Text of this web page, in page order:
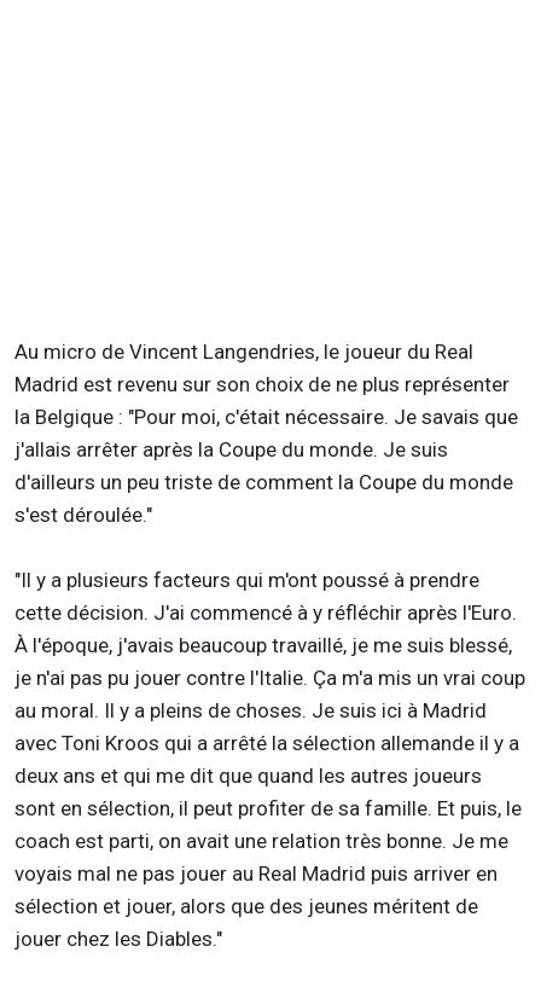
Au micro de Vincent Langendries, le joueur du Real
Madrid est revenu sur son choix de ne plus représenter
la Belgique : "Pour moi, c'était nécessaire. Je savais que
j'allais arrêter après la Coupe du monde. Je suis
d'ailleurs un peu triste de comment la Coupe du monde
s'est déroulée."
"Il y a plusieurs facteurs qui m'ont poussé à prendre
cette décision. J'ai commencé à y réfléchir après l'Euro.
À l'époque, j'avais beaucoup travaillé, je me suis blessé,
je n'ai pas pu jouer contre l'Italie. Ça m'a mis un vrai coup
au moral. Il y a pleins de choses. Je suis ici à Madrid
avec Toni Kroos qui a arrêté la sélection allemande il y a
deux ans et qui me dit que quand les autres joueurs
sont en sélection, il peut profiter de sa famille. Et puis, le
coach est parti, on avait une relation très bonne. Je me
voyais mal ne pas jouer au Real Madrid puis arriver en
sélection et jouer, alors que des jeunes méritent de
jouer chez les Diables."